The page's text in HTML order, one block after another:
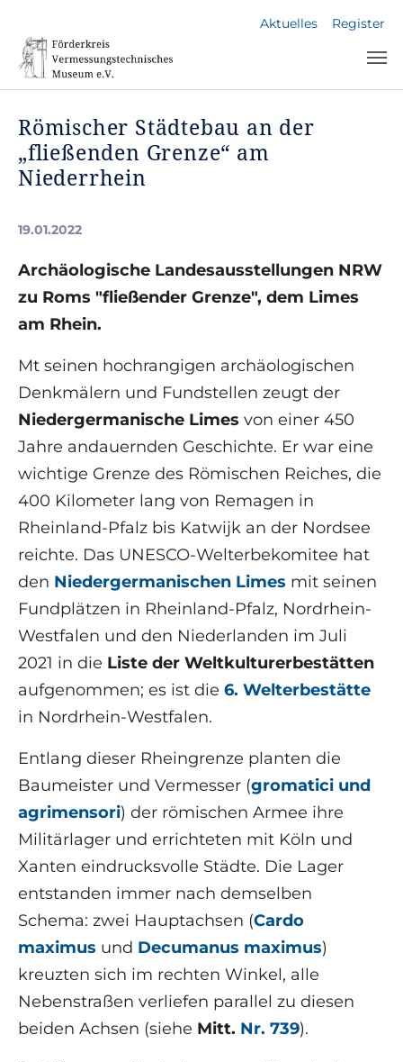
Aktuelles Register
Römischer Städtebau an der
„fließenden Grenze“ am
Niederrhein
19.01.2022
Archäologische Landesausstellungen NRW
zu Roms "fließender Grenze", dem Limes
am Rhein.
Mt seinen hochrangigen archäologischen
Denkmälern und Fundstellen zeugt der
Niedergermanische Limes von einer 450
Jahre andauernden Geschichte. Er war eine
wichtige Grenze des Römischen Reiches, die
400 Kilometer lang von Remagen in
Rheinland-Pfalz bis Katwijk an der Nordsee
reichte. Das UNESCO-Welterbekomitee hat
den Niedergermanischen Limes mit seinen
Fundplätzen in Rheinland-Pfalz, Nordrhein-
Westfalen und den Niederlanden im Juli
2021 in die Liste der Weltkulturerbestätten
aufgenommen; es ist die 6. Welterbestätte
in Nordrhein-Westfalen.
Entlang dieser Rheingrenze planten die
Baumeister und Vermesser (gromatici und
agrimensori) der römischen Armee ihre
Militärlager und errichteten mit Köln und
Xanten eindrucksvolle Städte. Die Lager
entstanden immer nach demselben
Schema: zwei Hauptachsen (Cardo
maximus und Decumanus maximus)
kreuzten sich im rechten Winkel, alle
Nebenstraßen verliefen parallel zu diesen
beiden Achsen (siehe Mitt. Nr. 739).